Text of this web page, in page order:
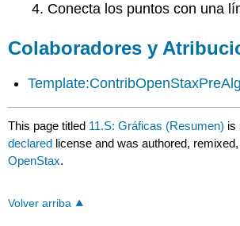
Conecta los puntos con una
Colaboradores y
This page titled 11.S: Gráficas (Resumen) is
declared license and was authored,
OpenStax.
Volver arriba